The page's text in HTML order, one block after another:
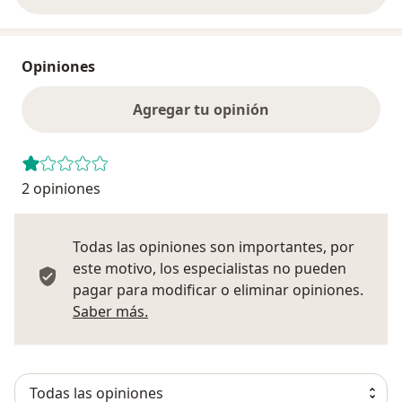
Opiniones
Agregar tu opinión
2 opiniones
Todas las opiniones son importantes, por
este motivo, los especialistas no pueden
pagar para modificar o eliminar opiniones.
Saber más.